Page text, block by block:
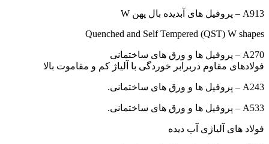
A913 – پروفیل های آبدیده بال پهن W
Quenched and Self Tempered (QST) W shapes
A270 – پروفیل ها و ورق های ساختمانی
فولادهای مقاوم دربرابر خوردگی با آلیاژ کم و مقاموت بالا
A243 – پروفیل ها و ورق های ساختمانی.
A533 – پروفیل ها و ورق های ساختمانی.
فولاد های آلیاژی آب دیده